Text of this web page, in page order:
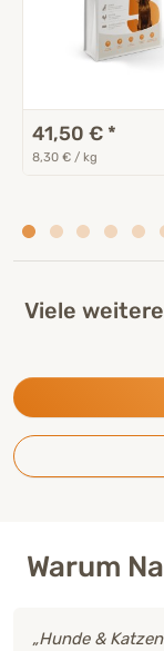
41,50 € *
8,30 € / kg
Viele
Warum
„Hunde &